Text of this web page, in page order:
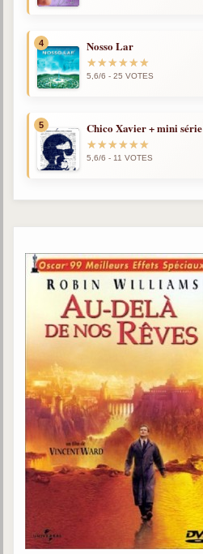
Les hommes
Les fondateurs
1804-1869
Léon Denis
1846-1927
1910-2002
Divaldo Franco
1927-2025
Bibliothèque
Ouvrages
Bibliothèque spirite
Documents
Bulletins "Le Spiritisme"
Journal trimestriel
trimestrielles
4 Nosso Lar
5,6/6 - 25 VOTES
5 Chico Xavier + mini série
5,6/6 - 11 VOTES